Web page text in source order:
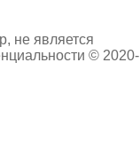
не является
© 2020-